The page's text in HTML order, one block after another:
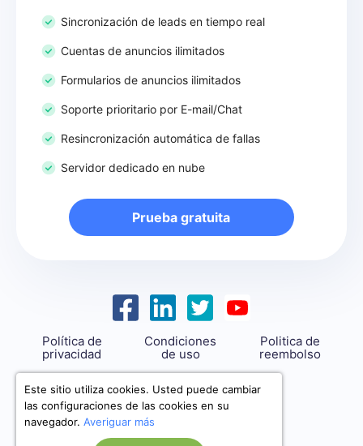
Sincronización de leads en tiempo real
Cuentas de anuncios ilimitados
Formularios de anuncios ilimitados
Soporte prioritario por E-mail/Chat
Resincronización automática de fallas
Servidor dedicado en nube
Prueba gratuita
Política de
privacidad
Condiciones
de uso
Politica de
reembolso
support@savemyleads.com
Este sitio utiliza cookies. Usted puede cambiar
las configuraciones de las cookies en su
navegador. Averiguar más